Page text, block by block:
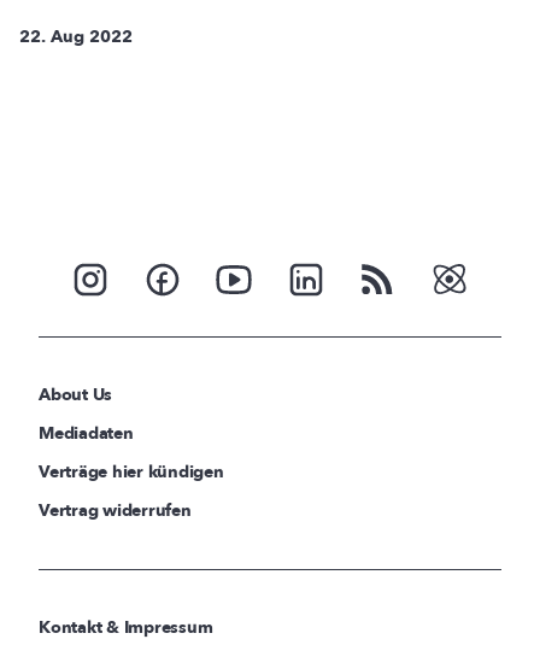
22. Aug 2022
About Us
Mediadaten
Verträge hier kündigen
Vertrag widerrufen
Kontakt & Impressum